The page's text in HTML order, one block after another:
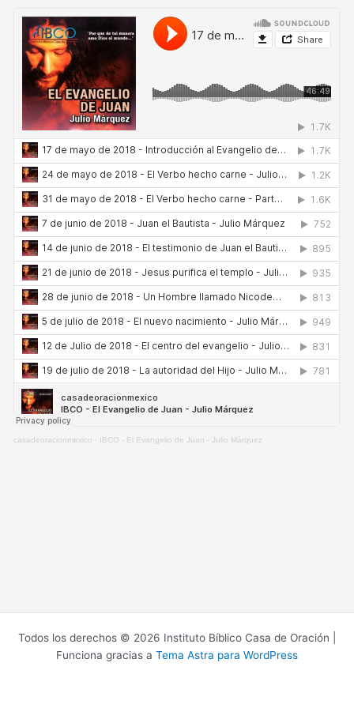
contenido
casadeoracionmexico · IBCO - El Evangelio de Juan - Julio Márquez
Todos los derechos © 2026 Instituto Bíblico Casa de Oración |
Funciona gracias a Tema Astra para WordPress